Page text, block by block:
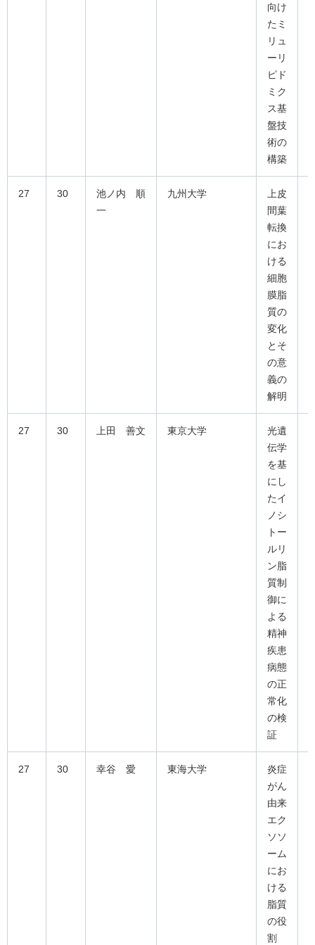
向け
たミ
リュ
ーリ
ピド
ミク
ス基
盤技
術の
構築
27 30
池ノ内 順
一
九州大学
上皮
間葉
転換
にお
ける
細胞
膜脂
質の
変化
とそ
の意
義の
解明
27 30 上田 善文 東京大学
光遺
伝学
を基
にし
たイ
ノシ
トー
ルリ
ン脂
質制
御に
よる
精神
疾患
病態
の正
常化
の検
証
27 30 幸谷 愛 東海大学
炎症
がん
由来
エク
ソソ
ーム
にお
ける
脂質
の役
割